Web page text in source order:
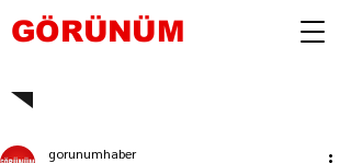
GÖRÜNÜM
gorunumhaber